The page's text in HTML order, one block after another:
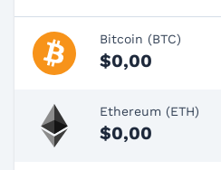
Bitcoin (BTC)
$0,00
Ethereum (ETH)
$0,00